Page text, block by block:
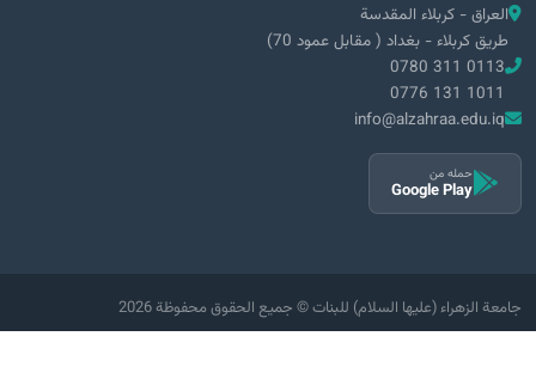
العراق - كربلاء المقدسة
طريق كربلاء - بغداد ( مقابل عمود 70)
0780 311 0113
0776 131 1011
info@alzahraa.edu.iq
حمله من
Google Play
2026 جامعة الزهراء (عليها السلام) للبنات © جميع الحقوق محفوظة